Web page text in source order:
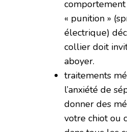
comportement
« punition »
électrique)
collier doit
aboyer.
traitements
l’anxiété de
donner des
votre chiot ou